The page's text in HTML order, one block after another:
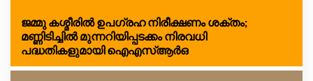
ജമ്മു കശ്മീരിൽ ഉപഗ്രഹ നിരീക്ഷണം ശക്തം;
മണ്ണിടിച്ചിൽ മുന്നറിയിപ്പടക്കം നിരവധി
പദ്ധതികളുമായി ഐഎസ്ആർഒ